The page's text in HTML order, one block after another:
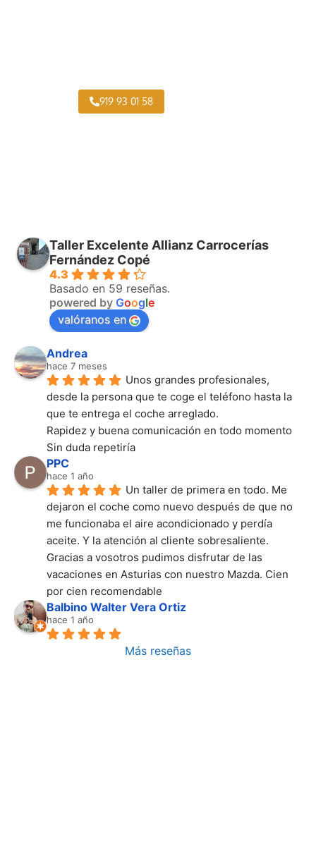
919 93 01 58
Taller Excelente Allianz Carrocerías
Fernández Copé
4.3
Basado en 59 reseñas.
powered by Google
valóranos en
Andrea
hace 7 meses
Unos grandes profesionales,
desde la persona que te coge el teléfono hasta la
que te entrega el coche arreglado.
Rapidez y buena comunicación en todo momento
Sin duda repetiría
PPC
hace 1 año
Un taller de primera en todo. Me
dejaron el coche como nuevo después de que no
me funcionaba el aire acondicionado y perdía
aceite. Y la atención al cliente sobresaliente.
Gracias a vosotros pudimos disfrutar de las
vacaciones en Asturias con nuestro Mazda. Cien
por cien recomendable
Balbino Walter Vera Ortiz
hace 1 año
Más reseñas